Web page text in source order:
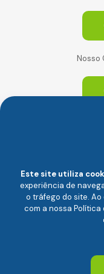
Nosso
Av. Paulista,
CEP 01310-
Câmara
Este site utiliza
experiência de
o tráfego do site.
com a nossa Política